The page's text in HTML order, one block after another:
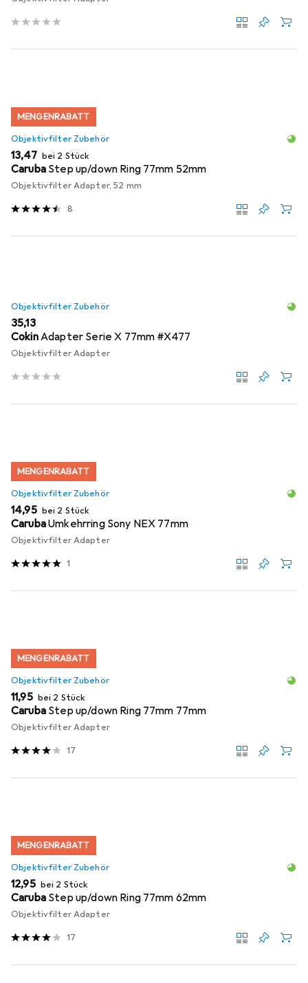
MENGENRABATT
Objektivfilter Zubehör
EUR
13,47 bei 2 Stück
Caruba Step up/down Ring 77mm 52mm
Objektivfilter Adapter, 52 mm
8
Objektivfilter Zubehör
EUR
35,13
CokinAdapter Serie X 77mm #X477
Objektivfilter Adapter
MENGENRABATT
Objektivfilter Zubehör
EUR
14,95 bei 2 Stück
CarubaUmkehrring Sony NEX 77mm
Objektivfilter Adapter
1
MENGENRABATT
Objektivfilter Zubehör
EUR
11,95 bei 2 Stück
Caruba Step up/down Ring 77mm 77mm
Objektivfilter Adapter
17
MENGENRABATT
Objektivfilter Zubehör
EUR
12,95 bei 2 Stück
Caruba Step up/down Ring 77mm 62mm
Objektivfilter Adapter
17